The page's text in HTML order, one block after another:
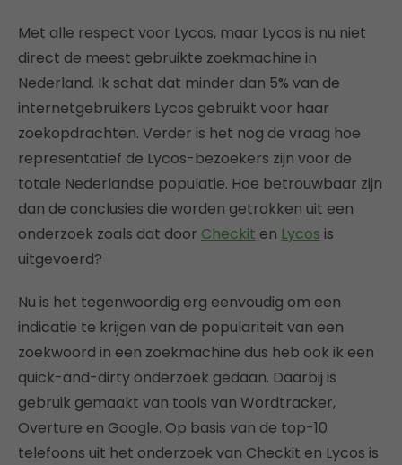
Met alle respect voor Lycos, maar Lycos is nu niet
direct de meest gebruikte zoekmachine in
Nederland. Ik schat dat minder dan 5% van de
internetgebruikers Lycos gebruikt voor haar
zoekopdrachten. Verder is het nog de vraag hoe
representatief de Lycos-bezoekers zijn voor de
totale Nederlandse populatie. Hoe betrouwbaar zijn
dan de conclusies die worden getrokken uit een
onderzoek zoals dat door Checkit en Lycos is
uitgevoerd?
Nu is het tegenwoordig erg eenvoudig om een
indicatie te krijgen van de populariteit van een
zoekwoord in een zoekmachine dus heb ook ik een
quick-and-dirty onderzoek gedaan. Daarbij is
gebruik gemaakt van tools van Wordtracker,
Overture en Google. Op basis van de top-10
telefoons uit het onderzoek van Checkit en Lycos is